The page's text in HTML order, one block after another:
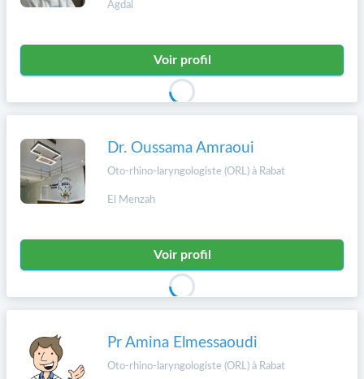
Agdal
Voir profil
Dr. Oussama Amraoui
Oto-rhino-laryngologiste (ORL) à Rabat
El Menzah
Voir profil
Pr Amina Elmessaoudi
Oto-rhino-laryngologiste (ORL) à Rabat